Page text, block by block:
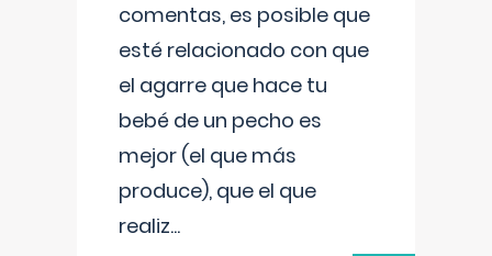
comentas, es posible que
esté relacionado con que
el agarre que hace tu
bebé de un pecho es
mejor (el que más
produce), que el que
realiz...